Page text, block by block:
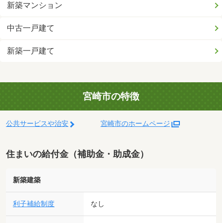
新築マンション
中古一戸建て
新築一戸建て
宮崎市の特徴
公共サービスや治安 宮崎市のホームページ
住まいの給付金（補助金・助成金）
新築建築
利子補給制度 なし